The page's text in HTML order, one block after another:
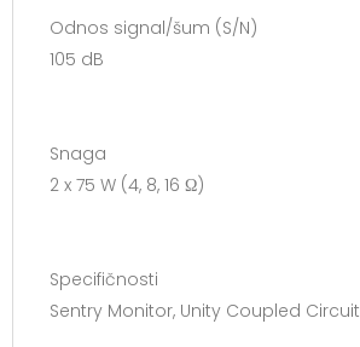
Odnos signal/šum (S/N)
105 dB
Snaga
2 x 75 W (4, 8, 16 Ω)
Specifičnosti
Sentry Monitor, Unity Coupled Circuit